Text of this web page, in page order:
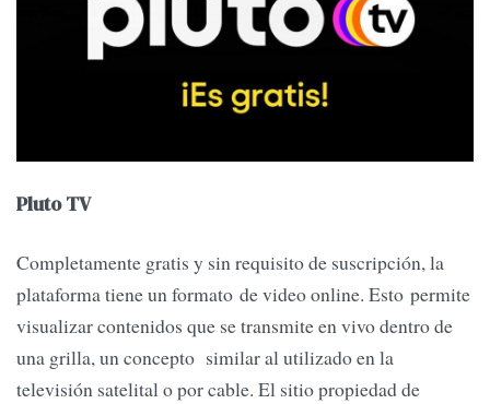
Pluto TV
Completamente gratis y sin requisito de suscripción, la
plataforma tiene un formato de video online. Esto permite
visualizar contenidos que se transmite en vivo dentro de
una grilla, un concepto similar al utilizado en la
televisión satelital o por cable. El sitio propiedad de